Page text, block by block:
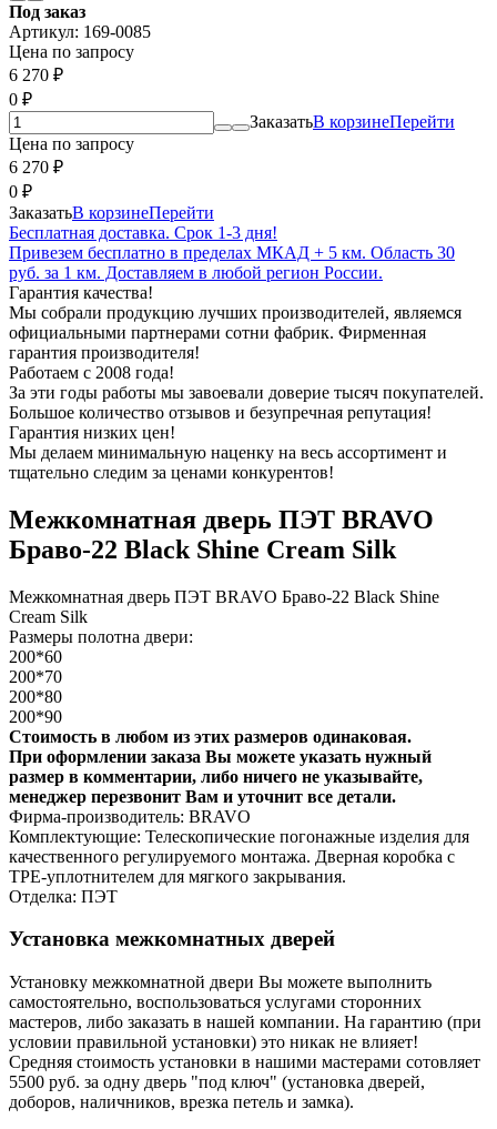
Под заказ
Артикул: 169-0085
Цена по запросу
6 270 ₽
0 ₽
ЗаказатьВ корзинеПерейти
Цена по запросу
6 270 ₽
0 ₽
ЗаказатьВ корзинеПерейти
Бесплатная доставка. Срок 1-3 дня!
Привезем бесплатно в пределах МКАД + 5 км. Область 30
руб. за 1 км. Доставляем в любой регион России.
Гарантия качества!
Мы собрали продукцию лучших производителей, являемся
официальными партнерами сотни фабрик. Фирменная
гарантия производителя!
Работаем с 2008 года!
За эти годы работы мы завоевали доверие тысяч покупателей.
Большое количество отзывов и безупречная репутация!
Гарантия низких цен!
Мы делаем минимальную наценку на весь ассортимент и
тщательно следим за ценами конкурентов!
Межкомнатная дверь ПЭТ BRAVO
Браво-22 Black Shine Cream Silk
Межкомнатная дверь ПЭТ BRAVO Браво-22 Black Shine
Cream Silk
Размеры полотна двери:
200*60
200*70
200*80
200*90
Стоимость в любом из этих размеров одинаковая.
При оформлении заказа Вы можете указать нужный
размер в комментарии, либо ничего не указывайте,
менеджер перезвонит Вам и уточнит все детали.
Фирма-производитель: BRAVO
Комплектующие: Телескопические погонажные изделия для
качественного регулируемого монтажа. Дверная коробка с
TPE-уплотнителем для мягкого закрывания.
Отделка: ПЭТ
Установка межкомнатных дверей
Установку межкомнатной двери Вы можете выполнить
самостоятельно, воспользоваться услугами сторонних
мастеров, либо заказать в нашей компании. На гарантию (при
условии правильной установки) это никак не влияет!
Средняя стоимость установки в нашими мастерами сотовляет
5500 руб. за одну дверь "под ключ" (установка дверей,
доборов, наличников, врезка петель и замка).